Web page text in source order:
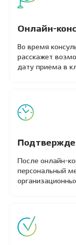
Онлайн-
Во время
расскажет
дату приема в
После онлайн-
персональный